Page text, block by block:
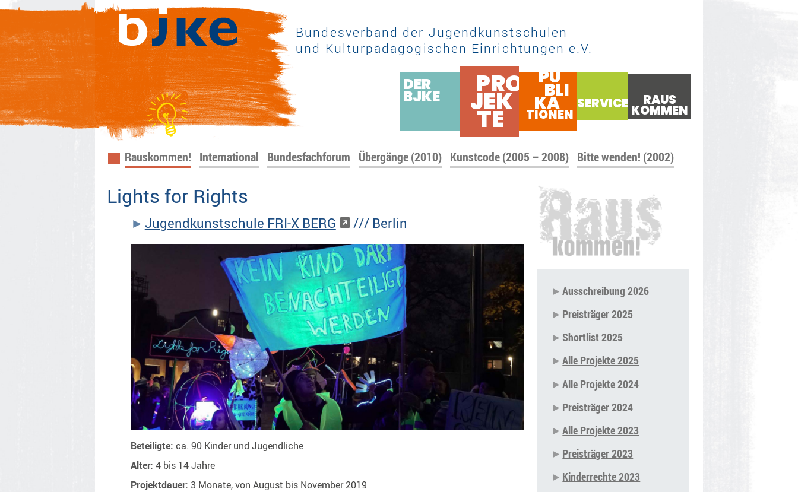
Bundesverband der Jugendkunstschulen
und Kulturpädagogischen Einrichtungen e.V.
DER
BJKE PRO
JEK
TE
PU
BLI
KA
TIONEN
SERVICE RAUS
KOMMEN
Navigation
Rauskommen! International Bundesfachforum Übergänge (2010) Kunstcode (2005 – 2008) Bitte wenden! (2002)
Lights for Rights
Jugendkunstschule FRI-X BERG /// Berlin
Beteiligte: ca. 90 Kinder und Jugendliche
Alter: 4 bis 14 Jahre
Projektdauer: 3 Monate, von August bis November 2019
überspringen
Ausschreibung 2026
Preisträger 2025
Shortlist 2025
Alle Projekte 2025
Alle Projekte 2024
Preisträger 2024
Alle Projekte 2023
Preisträger 2023
Kinderrechte 2023